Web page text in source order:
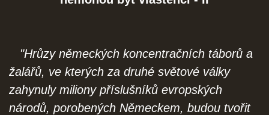
"Hrůzy německých koncentračních táborů a
žalářů, ve kterých za druhé světové války
zahynuly miliony příslušníků evropských
národů, porobených Německem, budou tvořit